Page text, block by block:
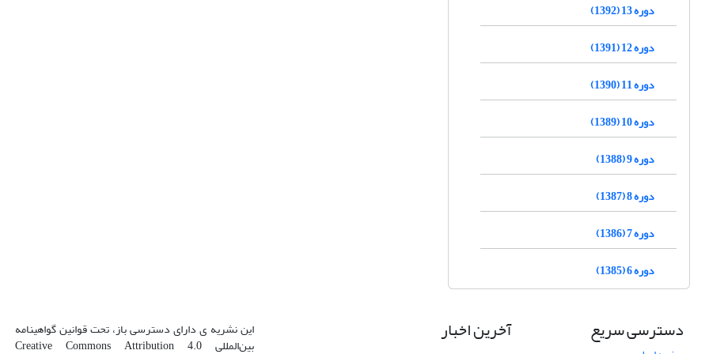
دوره 13 (1392)
دوره 12 (1391)
دوره 11 (1390)
دوره 10 (1389)
دوره 9 (1388)
دوره 8 (1387)
دوره 7 (1386)
دوره 6 (1385)
دسترسی سریع آخرین اخبار این نشریه ی دارای دسترسی باز، تحت قوانین گواهینامه
بین‌المللی Creative Commons Attribution 4.0